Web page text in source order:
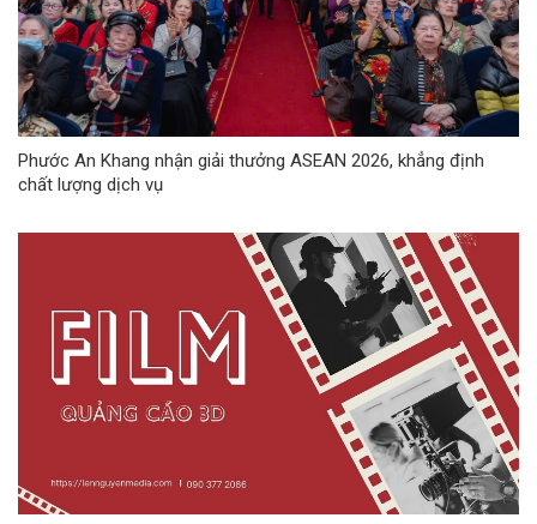
Phước An Khang nhận giải thưởng ASEAN 2026, khẳng định
chất lượng dịch vụ